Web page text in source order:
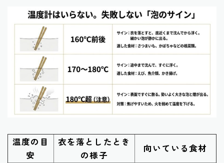
温度の目
安
衣を落としたとき
の様子
向いている食材